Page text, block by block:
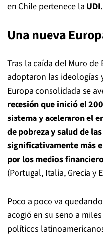
en Chile pertenece la UDI.
Una nueva
Tras la caída del Muro
adoptaron las ideologías
Europa consolidada se
recesión que inició el
sistema y aceleraron el
de pobreza y salud de
significativamente más
por los medios
(Portugal, Italia, Grecia y
Poco a poco va
acogió en su seno a
políticos